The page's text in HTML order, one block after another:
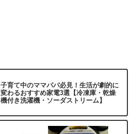
子育て中のママパパ必見！生活が劇的に
変わるおすすめ家電3選【冷凍庫・乾燥
機付き洗濯機・ソーダストリーム】